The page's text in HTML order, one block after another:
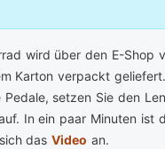
wird über den E-Shop
Karton verpackt
Pedale, setzen Sie den
In ein paar Minuten ist
dasVideo an.